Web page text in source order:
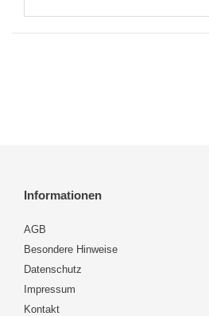
Informationen
AGB
Besondere Hinweise
Datenschutz
Impressum
Kontakt